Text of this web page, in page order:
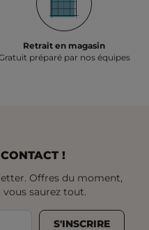
Retrait en magasin
préparé par nos équipes
!
Offres du moment,
vous saurez tout.
S'INSCRIRE